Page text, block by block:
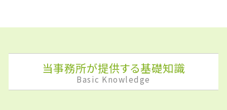
当事務所が提供する基礎知識
Basic Knowledge